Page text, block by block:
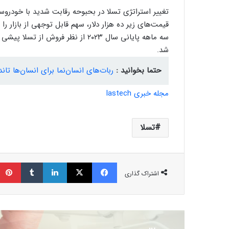
تغییر استراتژی تسلا در بحبوحه رقابت شدید با
سه ماهه پایانی سال ۲۰۲۳ از نظر
شد.
حتما بخوانید : ربات‌های انسان‌نما برای انسان‌ها
مجله خبری lastech
تسلا
اشتراک گذاری
فیسبوک ایکس لینکداین تامبلر